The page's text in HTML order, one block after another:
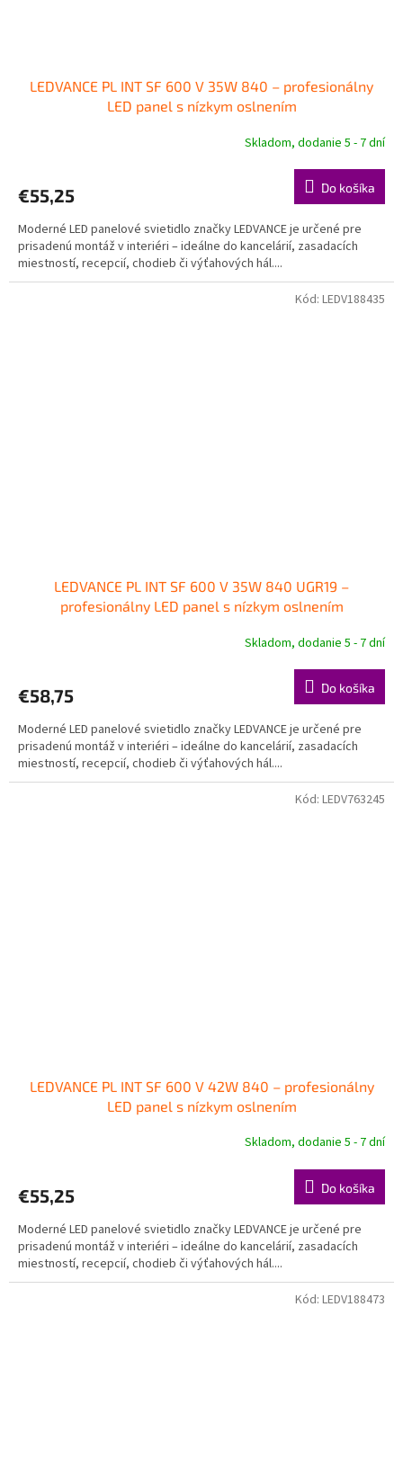
LEDVANCE PL INT SF 600 V 35W 840 – profesionálny
LED panel s nízkym oslnením
Skladom, dodanie 5 - 7 dní
€55,25 Do košíka
Moderné LED panelové svietidlo značky LEDVANCE je určené pre
prisadenú montáž v interiéri – ideálne do kancelárií, zasadacích
miestností, recepcií, chodieb či výťahových hál....
LEDVANCE PL INT SF 600 V 35W 840 UGR19 –
profesionálny LED panel s nízkym oslnením
Skladom, dodanie 5 - 7 dní
€58,75 Do košíka
Moderné LED panelové svietidlo značky LEDVANCE je určené pre
prisadenú montáž v interiéri – ideálne do kancelárií, zasadacích
miestností, recepcií, chodieb či výťahových hál....
Kód: LEDV188435
LEDVANCE PL INT SF 600 V 42W 840 – profesionálny
LED panel s nízkym oslnením
Skladom, dodanie 5 - 7 dní
€55,25 Do košíka
Moderné LED panelové svietidlo značky LEDVANCE je určené pre
prisadenú montáž v interiéri – ideálne do kancelárií, zasadacích
miestností, recepcií, chodieb či výťahových hál....
Kód: LEDV763245
Kód: LEDV188473